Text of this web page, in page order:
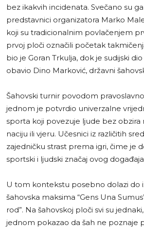
bez ikakvih incidenata. Svečano su
predstavnici organizatora Marko
koji su tradicionalnim povlačenjem
prvoj ploči označili početak
bio je Goran Trkulja, dok je sudijski
obavio Dino Marković, državni
Šahovski turnir povodom
jednom je potvrdio univerzalne
sporta koji povezuje ljude bez obzira
naciju ili vjeru. Učesnici iz različitih
zajedničku strast prema igri, čime je
sportski i ljudski značaj ovog
U tom kontekstu posebno dolazi do
šahovska maksima “Gens Una
rod”. Na šahovskoj ploči svi su
jednom pokazao da šah ne poznaje